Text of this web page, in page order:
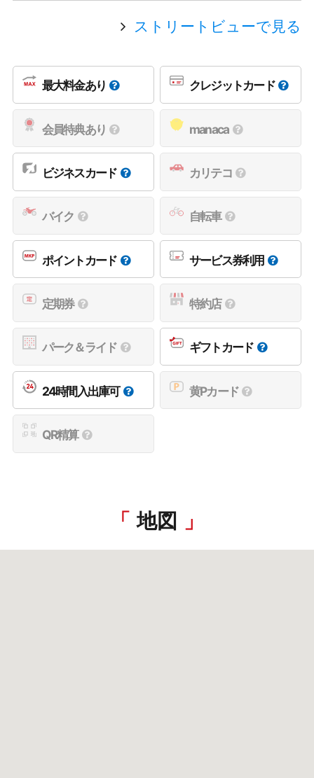
ストリートビューで見る
最大料金あり クレジットカード
会員特典あり manaca
ビジネスカード カリテコ
バイク 自転車
ポイントカード サービス券利用
定期券 特約店
パーク＆ライド ギフトカード
24時間入出庫可 黄Pカード
QR精算
地図